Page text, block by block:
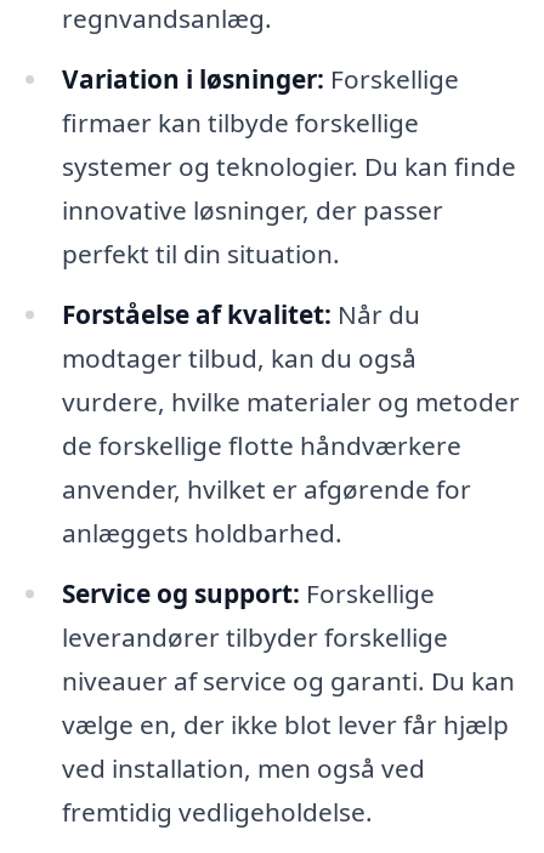
regnvandsanlæg.
Variation i løsninger: Forskellige
firmaer kan tilbyde forskellige
systemer og teknologier. Du kan finde
innovative løsninger, der passer
perfekt til din situation.
Forståelse af kvalitet: Når du
modtager tilbud, kan du også
vurdere, hvilke materialer og metoder
de forskellige flotte håndværkere
anvender, hvilket er afgørende for
anlæggets holdbarhed.
Service og support: Forskellige
leverandører tilbyder forskellige
niveauer af service og garanti. Du kan
vælge en, der ikke blot lever får hjælp
ved installation, men også ved
fremtidig vedligeholdelse.